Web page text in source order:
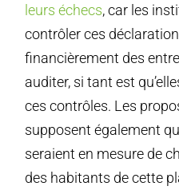
leurs échecs, car les
contrôler ces
financièrement des
auditer, si tant est
ces contrôles. Les
supposent également
seraient en mesure de
des habitants de cette